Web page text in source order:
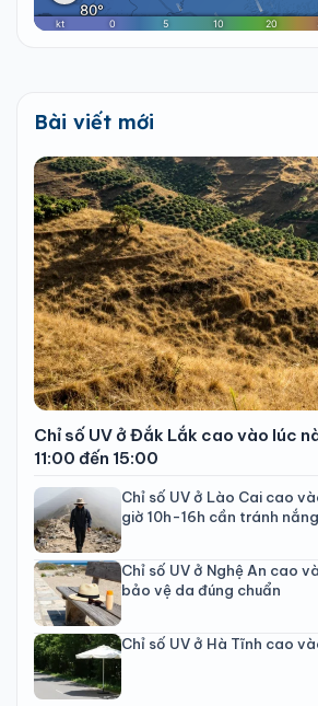
Bài viết mới
Chỉ số UV ở Đắk Lắk cao vào lúc
11:00 đến 15:00
Chỉ số UV ở Lào Cai cao
giờ 10h-16h cần tránh
Chỉ số UV ở Nghệ An cao
bảo vệ da đúng chuẩn
Chỉ số UV ở Hà Tĩnh cao